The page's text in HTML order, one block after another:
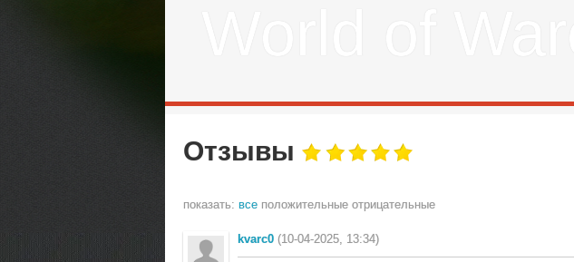
Отзывы
показать: все положительные отрицательные
kvarc0 (10-04-2025, 13:34)